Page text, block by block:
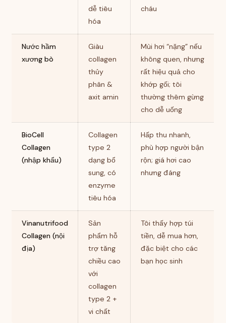
dễ tiêu
hóa
cháu
Nước hầm
xương bò
Giàu
collagen
thủy
phân &
axit amin
Mùi hơi “nặng” nếu
không quen, nhưng
rất hiệu quả cho
khớp gối; tôi
thường thêm gừng
cho dễ uống
BioCell
Collagen
(nhập khẩu)
Collagen
type 2
dạng bổ
sung, có
enzyme
tiêu hóa
Hấp thu nhanh,
phù hợp người bận
rộn; giá hơi cao
nhưng đáng
Vinanutrifood
Collagen (nội
địa)
Sản
phẩm hỗ
trợ tăng
chiều cao
với
collagen
type 2 +
vi chất
Tôi thấy hợp túi
tiền, dễ mua hơn,
đặc biệt cho các
bạn học sinh